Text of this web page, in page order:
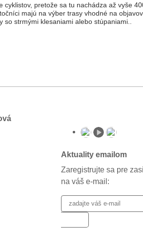
cyklistov, pretože sa tu nachádza až vyše
majú na výber trasy vhodné na
strmými klesaniami alebo stúpaniami..
Aktuality emailom
Zaregistrujte sa pre
na váš e-mail: